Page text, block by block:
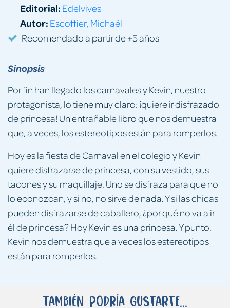
Sinopsis
Por fin han llegado los carnavales y Kevin, nuestro
protagonista, lo tiene muy claro: ¡quiere ir disfrazado
de princesa! Un entrañable libro que nos demuestra
que, a veces, los estereotipos están para romperlos.
Hoy es la fiesta de Carnaval en el colegio y Kevin
quiere disfrazarse de princesa, con su vestido, sus
tacones y su maquillaje. Uno se disfraza para que no
lo econozcan, y si no, no sirve de nada. Y si las chicas
pueden disfrazarse de caballero, ¿por qué no va a ir
él de princesa? Hoy Kevin es una princesa. Y punto.
Kevin nos demuestra que a veces los estereotipos
están para romperlos.
Editorial: Edelvives
Autor: Escoffier, Michaël
Recomendado a partir de +5 años
También podría gustarte...